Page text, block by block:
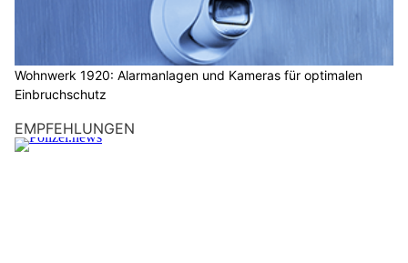
Wohnwerk 1920: Alarmanlagen und Kameras für optimalen
Einbruchschutz
EMPFEHLUNGEN